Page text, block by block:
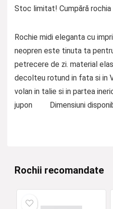
Stoc limitat! Cumpără
Rochie midi eleganta cu
neopren este tinuta ta
petrecere de zi. material
decolteu rotund in fata si in
volan in talie si in partea
jupon Dimensiuni
Rochii recomandate